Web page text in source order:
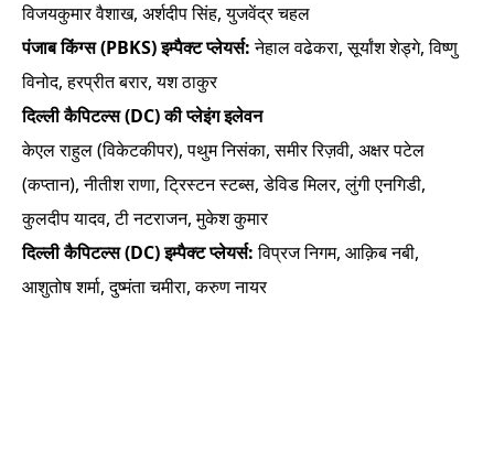
विजयकुमार वैशाख, अर्शदीप सिंह, युजवेंद्र चहल
पंजाब किंग्स (PBKS) इम्पैक्ट प्लेयर्स:नेहाल वढेकरा, सूर्यांश शेड्गे, विष्णु
विनोद, हरप्रीत बरार, यश ठाकुर
दिल्ली कैपिटल्स (DC) की प्लेइंग इलेवन
केएल राहुल (विकेटकीपर), पथुम निसंका, समीर रिज़वी, अक्षर पटेल
(कप्तान), नीतीश राणा, ट्रिस्टन स्टब्स, डेविड मिलर, लुंगी एनगिडी,
कुलदीप यादव, टी नटराजन, मुकेश कुमार
दिल्ली कैपिटल्स (DC) इम्पैक्ट प्लेयर्स:विप्रज निगम, आक़िब नबी,
आशुतोष शर्मा, दुष्मंता चमीरा, करुण नायर